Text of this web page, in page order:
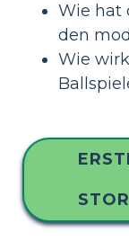
Wie hat
den
Wie